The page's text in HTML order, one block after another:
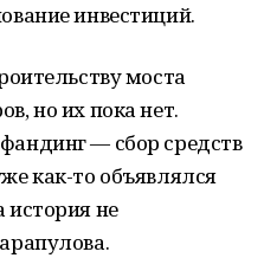
инвестиций.
моста
но их пока нет.
— сбор средств
как-то объявлялся
не